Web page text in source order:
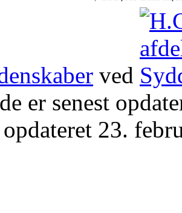
ved
er senest
opdateret 23.